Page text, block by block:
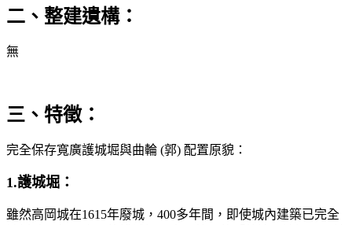
二、整建遺構：
無
三、特徵：
完全保存寬廣護城堀與曲輪 (郭) 配置原貌：
1.護城堀：
雖然高岡城在1615年廢城，400多年間，即使城內建築已完全